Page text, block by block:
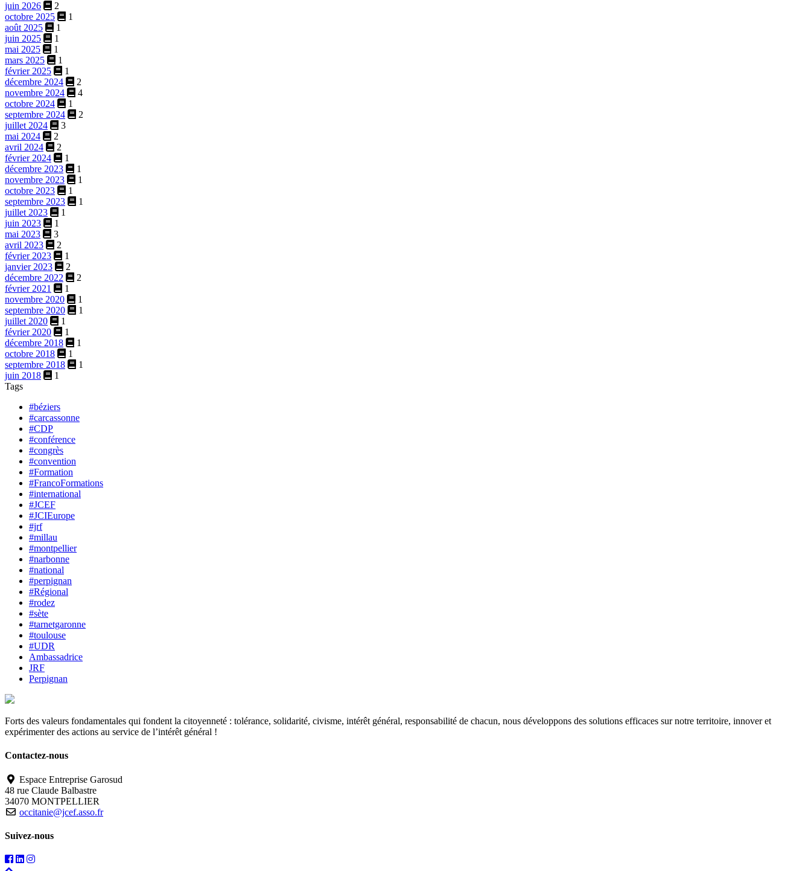
juin 2026
2
octobre 2025
1
août 2025
1
juin 2025
1
mai 2025
1
mars 2025
1
février 2025
1
décembre 2024
2
novembre 2024
4
octobre 2024
1
septembre 2024
2
juillet 2024
3
mai 2024
2
avril 2024
2
février 2024
1
décembre 2023
1
novembre 2023
1
octobre 2023
1
septembre 2023
1
juillet 2023
1
juin 2023
1
mai 2023
3
avril 2023
2
février 2023
1
janvier 2023
2
décembre 2022
2
février 2021
1
novembre 2020
1
septembre 2020
1
juillet 2020
1
février 2020
1
décembre 2018
1
octobre 2018
1
septembre 2018
1
juin 2018
1
Tags
#béziers
#carcassonne
#CDP
#conférence
#congrès
#convention
#Formation
#FrancoFormations
#international
#JCEF
#JCIEurope
#jrf
#millau
#montpellier
#narbonne
#national
#perpignan
#Régional
#rodez
#sète
#tarnetgaronne
#toulouse
#UDR
Ambassadrice
JRF
Perpignan
Forts des valeurs fondamentales qui fondent la citoyenneté : tolérance, solidarité, civisme, intérêt général, responsabilité de chacun, nous développons des solutions efficaces sur notre territoire, innover et
expérimenter des actions au service de l’intérêt général !
Contactez-nous
Espace Entreprise Garosud
48 rue Claude Balbastre
34070 MONTPELLIER
occitanie@jcef.asso.fr
Suivez-nous